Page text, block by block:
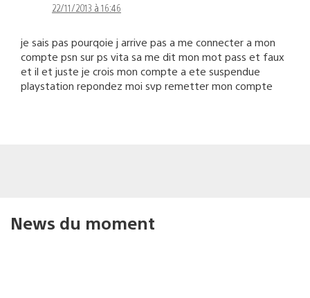
22/11/2013 à 16:46
je sais pas pourqoie j arrive pas a me connecter a mon
compte psn sur ps vita sa me dit mon mot pass et faux
et il et juste je crois mon compte a ete suspendue
playstation repondez moi svp remetter mon compte
News du moment